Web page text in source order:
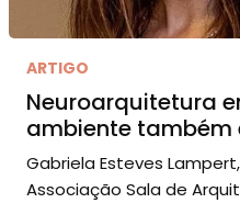
ARTIGO
Neuroarquitetura
ambiente também
Gabriela Esteves
Associação Sala de